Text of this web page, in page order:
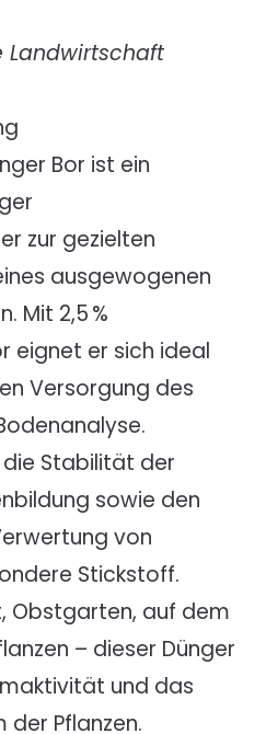
Landwirtschaft
Bor ist ein
zur gezielten
ausgewogenen
Mit 2,5 %
eignet er sich ideal
Versorgung des
die Stabilität der
sowie den
von
Stickstoff.
Obstgarten, auf dem
– dieser Dünger
und das
Pflanzen.